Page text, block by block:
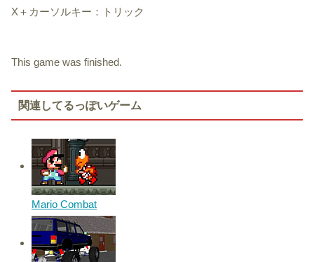
X＋カーソルキー：トリック
This game was finished.
関連してるっぽいゲーム
Mario Combat